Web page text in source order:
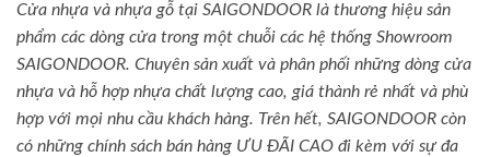
Cửa nhựa và nhựa gỗ tại SAIGONDOOR là thương hiệu sản
phẩm các dòng cửa trong một chuỗi các hệ thống Showroom
SAIGONDOOR. Chuyên sản xuất và phân phối những dòng cửa
nhựa và hỗ hợp nhựa chất lượng cao, giá thành rẻ nhất và phù
hợp với mọi nhu cầu khách hàng. Trên hết, SAIGONDOOR còn
có những chính sách bán hàng ƯU ĐÃI CAO đi kèm với sự đa